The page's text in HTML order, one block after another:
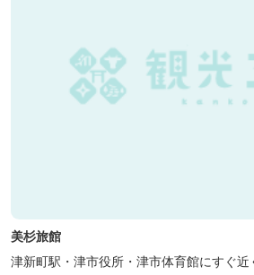
美杉旅館
津新町駅・津市役所・津市体育館にすぐ近